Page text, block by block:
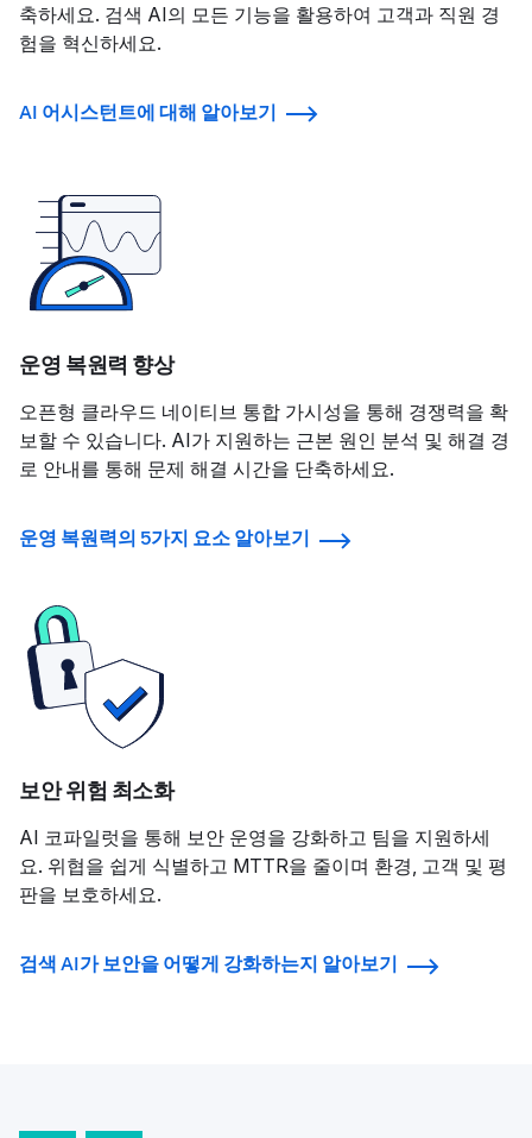
축하세요. 검색 AI의 모든 기능을 활용하여 고객과 직원 경
험을 혁신하세요.
AI 어시스턴트에 대해 알아보기
운영 복원력 향상
오픈형 클라우드 네이티브 통합 가시성을 통해 경쟁력을 확
보할 수 있습니다. AI가 지원하는 근본 원인 분석 및 해결 경
로 안내를 통해 문제 해결 시간을 단축하세요.
운영 복원력의 5가지 요소 알아보기
보안 위험 최소화
AI 코파일럿을 통해 보안 운영을 강화하고 팀을 지원하세
요. 위협을 쉽게 식별하고 MTTR을 줄이며 환경, 고객 및 평
판을 보호하세요.
검색 AI가 보안을 어떻게 강화하는지 알아보기